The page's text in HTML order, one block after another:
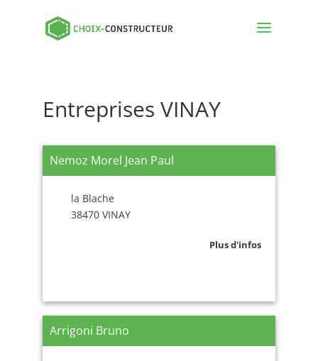
Entreprises VINAY
Nemoz Morel Jean Paul
la Blache
38470 VINAY
Plus d'infos
Arrigoni Bruno